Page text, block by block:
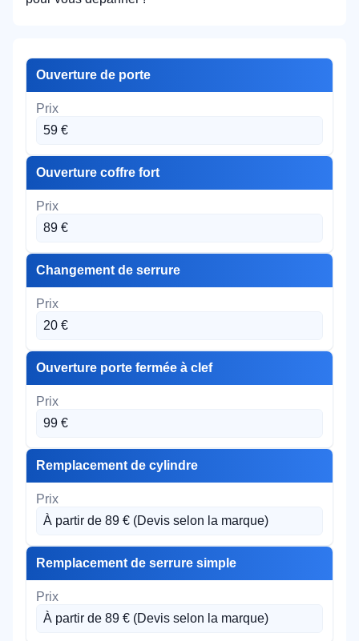
Ouverture de porte
59 €
Ouverture coffre fort
89 €
Changement de serrure
20 €
Ouverture porte fermée à clef
99 €
Remplacement de cylindre
À partir de 89 € (Devis selon la marque)
Remplacement de serrure simple
À partir de 89 € (Devis selon la marque)